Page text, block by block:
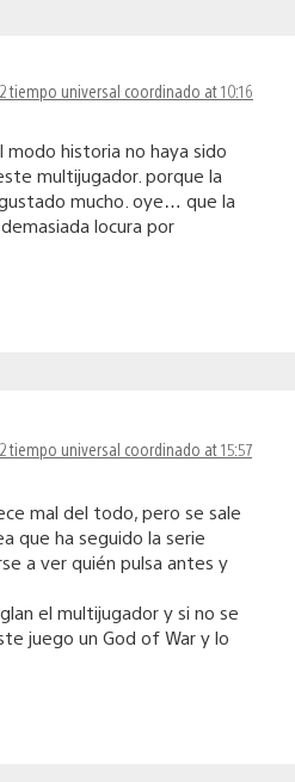
tiempo universal coordinado at 10:16
historia no haya sido
multijugador. porque la
mucho. oye… que la
locura por
tiempo universal coordinado at 15:57
mal del todo, pero se sale
que ha seguido la serie
a ver quién pulsa antes y
el multijugador y si no se
juego un God of War y lo